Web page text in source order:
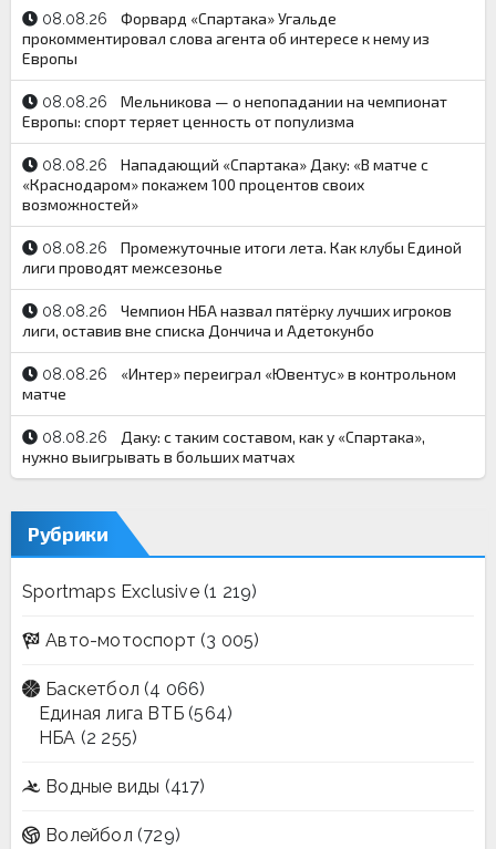
08.08.26
Форвард «Спартака» Угальде
прокомментировал слова агента об интересе к нему из
Европы
08.08.26
Мельникова — о непопадании на чемпионат
Европы: спорт теряет ценность от популизма
08.08.26
Нападающий «Спартака» Даку: «В матче с
«Краснодаром» покажем 100 процентов своих
возможностей»
08.08.26
Промежуточные итоги лета. Как клубы Единой
лиги проводят межсезонье
08.08.26
Чемпион НБА назвал пятёрку лучших игроков
лиги, оставив вне списка Дончича и Адетокунбо
08.08.26
«Интер» переиграл «Ювентус» в контрольном
матче
08.08.26
Даку: с таким составом, как у «Спартака»,
нужно выигрывать в больших матчах
Рубрики
Sportmaps Exclusive(1 219)
Авто-мотоспорт (3 005)
Баскетбол (4 066)
Единая лига ВТБ (564)
НБА (2 255)
Водные виды (417)
Волейбол (729)